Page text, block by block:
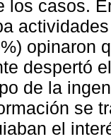
los casos.
opinaron
despertó
de la
se
el